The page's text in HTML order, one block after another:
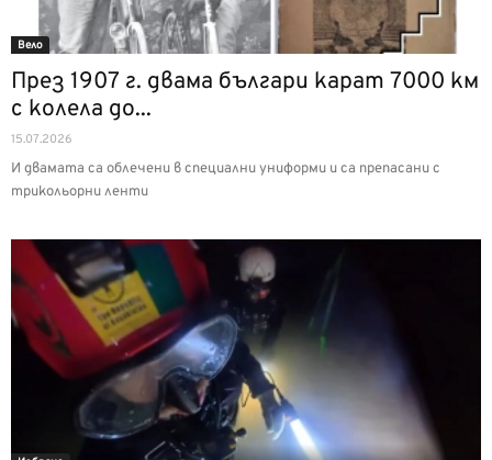
Вело
През 1907 г. двама българи карат 7000 км
с колела до...
15.07.2026
И двамата са облечени в специални униформи и са препасани с
трикольорни ленти